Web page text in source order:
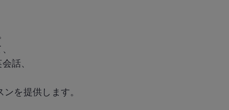
話、
を提供します。